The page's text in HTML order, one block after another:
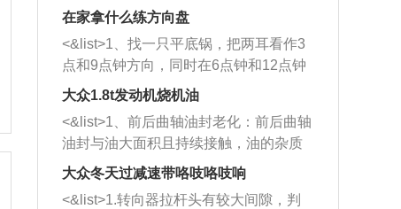
者是细棍，直接将杂物给取出来，如果
堵塞情况比较严重，也可以采取应急措
施。 <&list>2、直接利用木棍将所有的
杂物推到排气管里面的位置处，然后将
三元催化器拆解开，就可以将堵塞的东
西取出来。但如果是因为积碳过多引起
的堵塞，就需要将三元催化器泡在草酸
洗剂对堵塞的情况得到解决，将清洗剂
放在燃油箱中，与燃油混合后，车辆启
在家拿什么练方向盘
<&list>1、找一只平底锅，把两耳看作3
点和9点钟方向，同时在6点钟和12点钟
方向做一个标记。 <&list>2、双手握住
一圈半的练习，往右同样也要打相同的
圈数。 <&list>3、最后强调要反复练
习，这样就可以形成肌肉记忆，在真实
驾驶车辆时，不需要记忆也能打好方
大众1.8t发动机烧机油
<&list>1、前后曲轴油封老化：前后曲轴
油封与油大面积且持续接触，油的杂质
和发动机内持续温度变化使其密封效果
逐渐减弱，导致渗油或漏油。<&list>2、
大众冬天过减速带咯吱咯吱响
<&list>1.转向器拉杆头有较大间隙，判